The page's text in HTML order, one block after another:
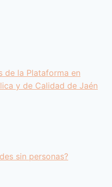
de la Plataforma en
y de Calidad de Jaén
sin personas?